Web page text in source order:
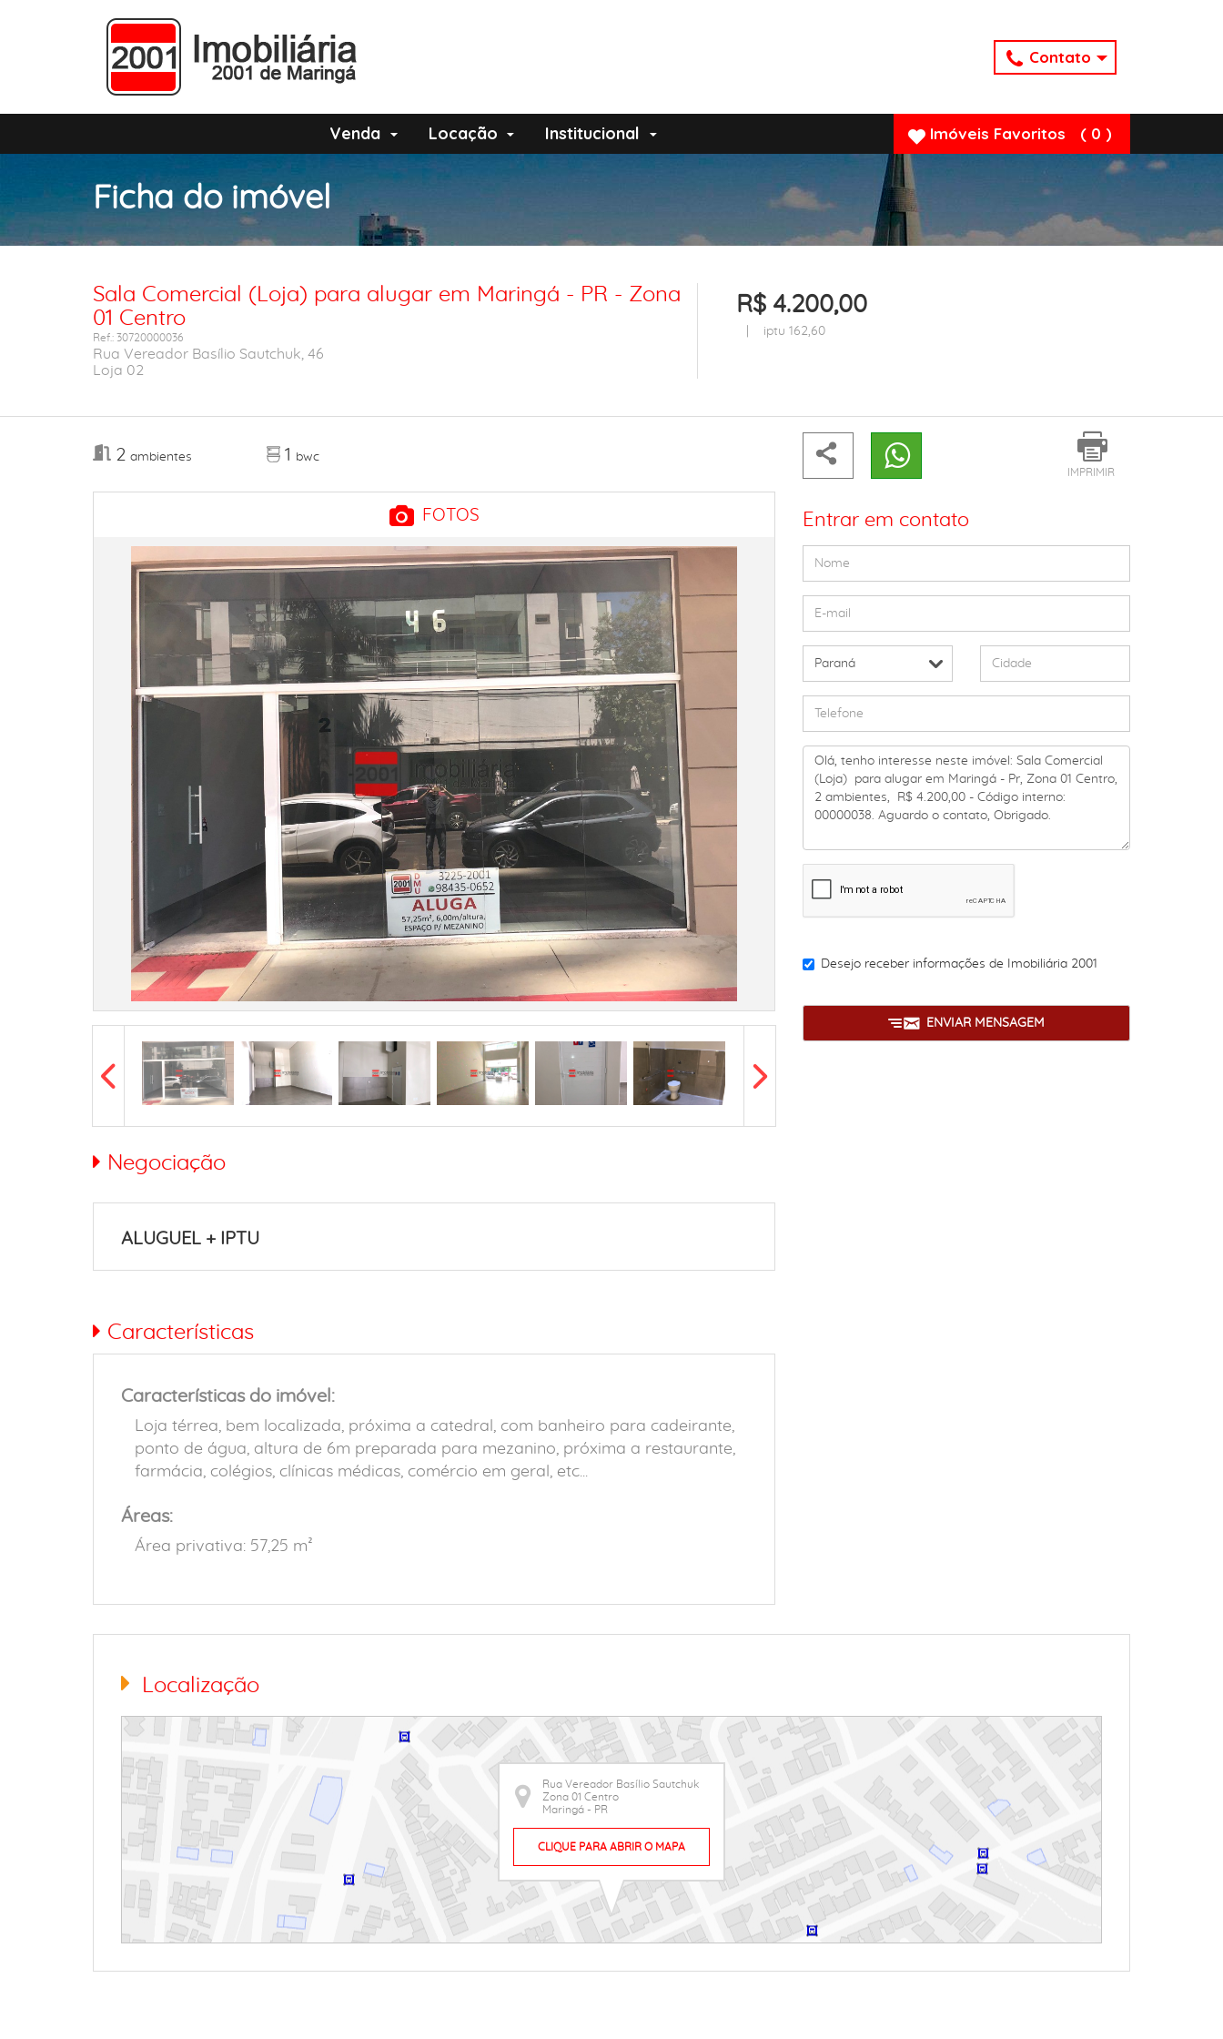
Contato
Venda Locação Institucional Imóveis Favoritos ( 0 )
Ficha do imóvel
Sala Comercial (Loja) para alugar em Maringá - PR - Zona
01 Centro
Ref.: 30720000036
Rua Vereador Basílio Sautchuk, 46
Loja 02
R$ 4.200,00
| iptu 162,60
2 ambientes 1 bwc
FOTOS
IMPRIMIR
Entrar em contato
Desejo receber informações de Imobiliária 2001
ENVIAR MENSAGEM
Negociação
ALUGUEL + IPTU
Características
Características do imóvel:
Loja térrea, bem localizada, próxima a catedral, com banheiro para cadeirante,
ponto de água, altura de 6m preparada para mezanino, próxima a restaurante,
farmácia, colégios, clínicas médicas, comércio em geral, etc...
Áreas:
Área privativa: 57,25 m²
Localização
Rua Vereador Basílio Sautchuk
Zona 01 Centro
Maringá - PR
CLIQUE PARA ABRIR O MAPA